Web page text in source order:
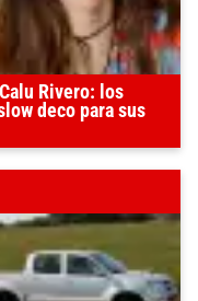
Rivero: los
deco para sus